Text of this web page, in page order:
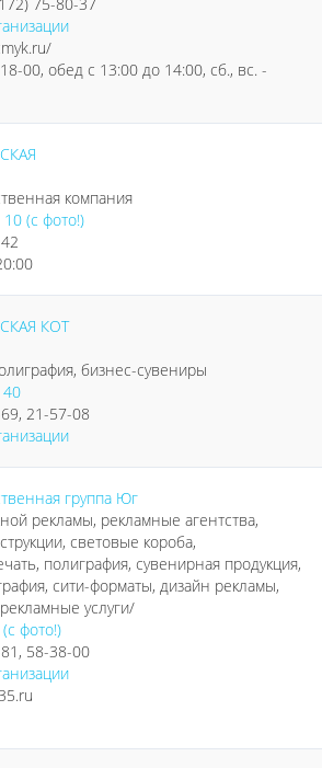
00, обед с 13:00 до 14:00, сб., вс. -
компания
(с фото!)
КОТ
бизнес-сувениры
21-57-08
группа Юг
рекламы, рекламные агентства,
световые короба,
полиграфия, сувенирная продукция,
сити-форматы, дизайн рекламы,
услуги/
фото!)
58-38-00